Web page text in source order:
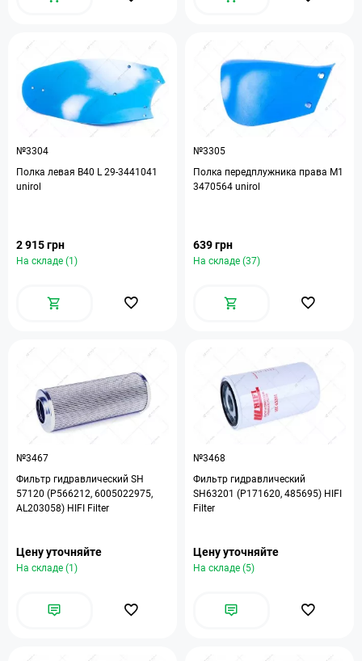
№3304
Полка левая B40 L 29-3441041
unirol
2 915 грн
На складе (1)
№3305
Полка передплужника права М1
3470564 unirol
639 грн
На складе (37)
№3467
Фильтр гидравлический SH
57120 (P566212, 6005022975,
AL203058) HIFI Filter
Цену уточняйте
На складе (1)
№3468
Фильтр гидравлический
SH63201 (P171620, 485695) HIFI
Filter
Цену уточняйте
На складе (5)